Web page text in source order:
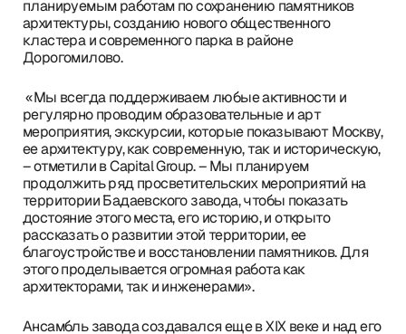
планируемым работам по сохранению памятников
архитектуры, созданию нового общественного
кластера и современного парка в районе
Дорогомилово.
«Мы всегда поддерживаем любые активности и
регулярно проводим образовательные и арт
мероприятия, экскурсии, которые показывают Москву,
ее архитектуру, как современную, так и историческую,
– отметили в Capital Group. – Мы планируем
продолжить ряд просветительских мероприятий на
территории Бадаевского завода, чтобы показать
достояние этого места, его историю, и открыто
рассказать о развитии этой территории, ее
благоустройстве и восстановлении памятников. Для
этого проделывается огромная работа как
архитекторами, так и инженерами».
Ансамбль завода создавался еще в XIX веке и над его